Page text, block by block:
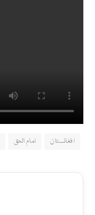
افغانستان امام الحق